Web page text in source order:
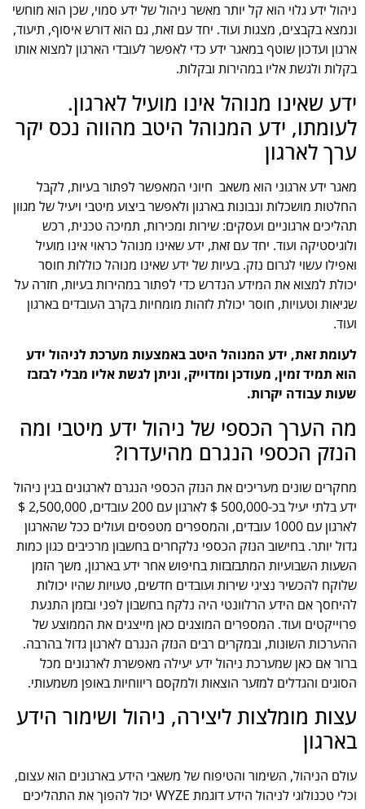
ניהול ידע גלוי הוא קל יותר מאשר ניהול של ידע סמוי, שכן הוא מוחשי
ונמצא בקבצים, מצגות ועוד. יחד עם זאת, גם הוא דורש איסוף, תיעוד,
ארגון ועדכון שוטף במאגר ידע כדי לאפשר לעובדי הארגון למצוא אותו
בקלות ולגשת אליו במהירות ובקלות.
ידע שאינו מנוהל אינו מועיל לארגון.
לעומתו, ידע המנוהל היטב מהווה נכס יקר
ערך לארגון
מאגר ידע ארגוני הוא משאב חיוני המאפשר לפתור בעיות, לקבל
החלטות מושכלות ונבונות בארגון ולאפשר ביצוע מיטבי ויעיל של מגוון
תהליכים ארגוניים ועסקים: שירות ומכירות, תמיכה טכנית, רכש
ולוגיסטיקה ועוד. יחד עם זאת, ידע שאינו מנוהל כראוי אינו מועיל
ואפילו עשוי לגרום נזק. בעיות של ידע שאינו מנוהל כוללות חוסר
יכולת למצוא את המידע הנדרש כדי לפתור במהירות בעיות, חזרה על
שגיאות וטעויות, חוסר יכולת לזהות מומחיות בקרב העובדים בארגון
ועוד.
לעומת זאת, ידע המנוהל היטב באמצעות מערכת לניהול ידע
הוא תמיד זמין, מעודכן ומדוייק, וניתן לגשת אליו מבלי לבזבז
שעות עבודה יקרות.
מה הערך הכספי של ניהול ידע מיטבי ומה
הנזק הכספי הנגרם מהיעדרו?
מחקרים שונים מעריכים את הנזק הכספי הנגרם לארגונים בגין ניהול
ידע בלתי יעיל בכ-500,000 $ לארגון עם 200 עובדים, 2,500,000 $
לארגון עם 1000 עובדים, והמספרים מטפסים ועולים ככל שהארגון
גדול יותר. בחישוב הנזק הכספי נלקחרים בחשבון מרכיבים כגון כמות
השעות השבועיות המתבזבזות בחיפוש אחר ידע בארגון, משך הזמן
שלוקח להכשיר נציגי שירות ועובדים חדשים, טעויות שהיו יכולות
להיחסך אם הידע הרלוונטי היה נלקח בחשבון לפני ובזמן התנעת
פרוייקטים ועוד. המספרים המוצגים כאן מייצגים את הממוצע של
ההערכות השונות, ובמקרים רבים הנזק הנגרם לארגון גדול בהרבה.
ברור אם כאן שמערכת ניהול ידע יעילה מאפשרת לארגונים מכל
הסוגים והגדלים למזער הוצאות ולמקסם ריווחיות באופן משמעותי.
עצות מומלצות ליצירה, ניהול ושימור הידע
בארגון
עולם הניהול, השימור והטיפוח של משאבי הידע בארגונים הוא עצום,
וכלי טכנולוגי לניהול הידע דוגמת WYZE יכול להפוך את התהליכים